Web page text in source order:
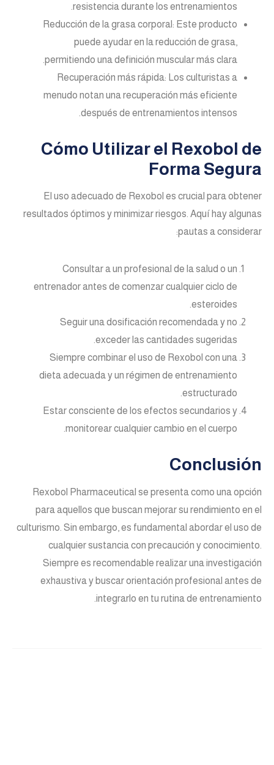
resistencia durante los entrenamientos.
Reducción de la grasa corporal: Este producto
puede ayudar en la reducción de grasa,
permitiendo una definición muscular más clara.
Recuperación más rápida: Los culturistas a
menudo notan una recuperación más eficiente
después de entrenamientos intensos.
Cómo Utilizar el Rexobol de
Forma Segura
El uso adecuado de Rexobol es crucial para obtener
resultados óptimos y minimizar riesgos. Aquí hay algunas
pautas a considerar:
Consultar a un profesional de la salud o un
entrenador antes de comenzar cualquier ciclo de
esteroides.
Seguir una dosificación recomendada y no
exceder las cantidades sugeridas.
Siempre combinar el uso de Rexobol con una
dieta adecuada y un régimen de entrenamiento
estructurado.
Estar consciente de los efectos secundarios y
monitorear cualquier cambio en el cuerpo.
Conclusión
Rexobol Pharmaceutical se presenta como una opción
para aquellos que buscan mejorar su rendimiento en el
culturismo. Sin embargo, es fundamental abordar el uso de
cualquier sustancia con precaución y conocimiento.
Siempre es recomendable realizar una investigación
exhaustiva y buscar orientación profesional antes de
integrarlo en tu rutina de entrenamiento.